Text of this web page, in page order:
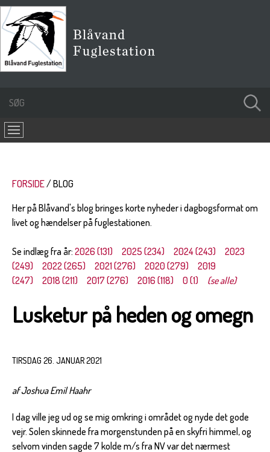
FORSIDE
BLOG
Her på Blåvand's blog bringes korte nyheder i dagbogsformat om
livet og hændelser på fuglestationen.
Se indlæg fra år: 2026 (131) 2025 (234) 2024 (243)
2023
(249)
2022 (265) 2021 (276) 2020 (279)
2019
(247)
2018 (211) 2017 (276) 2016 (118) 0 (1) (se alle)
Lusketur på heden og omegn
TIRSDAG 26. JANUAR 2021
af Joshua Emil Haahr
I dag ville jeg ud og se mig omkring i området og nyde det gode
vejr. Solen skinnede fra morgenstunden på en skyfri himmel, og
selvom vinden sagde 7 kolde m/s fra NV var det nærmest